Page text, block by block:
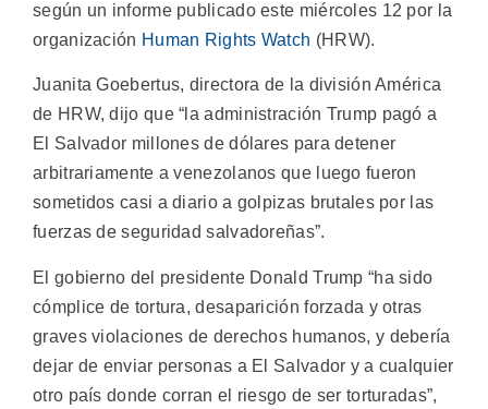
según un informe publicado este miércoles 12 por la
organización Human Rights Watch (HRW).
Juanita Goebertus, directora de la división América
de HRW, dijo que “la administración Trump pagó a
El Salvador millones de dólares para detener
arbitrariamente a venezolanos que luego fueron
sometidos casi a diario a golpizas brutales por las
fuerzas de seguridad salvadoreñas”.
El gobierno del presidente Donald Trump “ha sido
cómplice de tortura, desaparición forzada y otras
graves violaciones de derechos humanos, y debería
dejar de enviar personas a El Salvador y a cualquier
otro país donde corran el riesgo de ser torturadas”,